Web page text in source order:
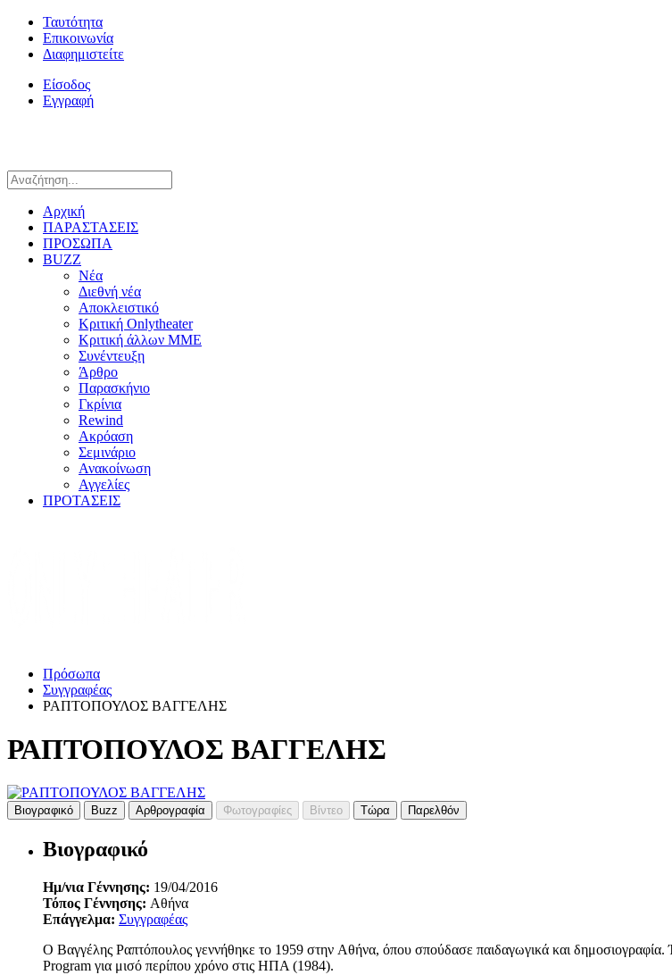
Ταυτότητα
Επικοινωνία
Διαφημιστείτε
Είσοδος
Εγγραφή
Αρχική
ΠΑΡΑΣΤΑΣΕΙΣ
ΠΡΟΣΩΠΑ
BUZZ
Νέα
Διεθνή νέα
Αποκλειστικό
Κριτική Onlytheater
Κριτική άλλων ΜΜΕ
Συνέντευξη
Άρθρο
Παρασκήνιο
Γκρίνια
Rewind
Ακρόαση
Σεμινάριο
Ανακοίνωση
Αγγελίες
ΠΡΟΤΑΣΕΙΣ
Πρόσωπα
Συγγραφέας
ΡΑΠΤΟΠΟΥΛΟΣ ΒΑΓΓΕΛΗΣ
ΡΑΠΤΟΠΟΥΛΟΣ ΒΑΓΓΕΛΗΣ
Βιογραφικό Buzz Αρθρογραφία Φωτογραφίες Βίντεο Τώρα Παρελθόν
Βιογραφικό
Ημ/νια Γέννησης: 19/04/2016
Τόπος Γέννησης: Αθήνα
Επάγγελμα: Συγγραφέας
Ο Bαγγέλης Pαπτόπουλος γεννήθηκε το 1959 στην Aθήνα, όπου σπούδασε παιδαγωγικά και
Program για μισό περίπου χρόνο στις HΠA (1984).